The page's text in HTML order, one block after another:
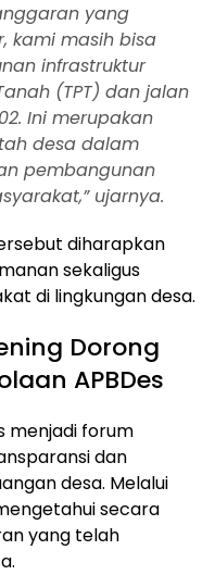
yang
kami masih bisa
infrastruktur
(TPT) dan jalan
Ini merupakan
desa dalam
pembangunan
ujarnya.
diharapkan
sekaligus
di lingkungan desa.
Dorong
APBDes
menjadi forum
dan
desa. Melalui
secara
yang telah